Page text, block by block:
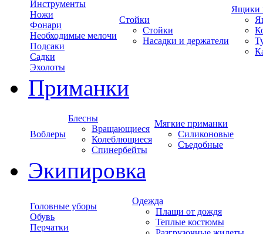
Инструменты
Ножи
Фонари
Необходимые мелочи
Подсаки
Садки
Эхолоты
Стойки
Стойки
Насадки и держатели
Ящики
Приманки
Воблеры
Блесны
Вращающиеся
Колеблющиеся
Спинербейты
Мягкие приманки
Силиконовые
Съедобные
Экипировка
Головные уборы
Обувь
Перчатки
Одежда
Плащи от дождя
Теплые костюмы